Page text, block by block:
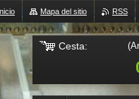
RSS
Mapa del sitio
Cesta: